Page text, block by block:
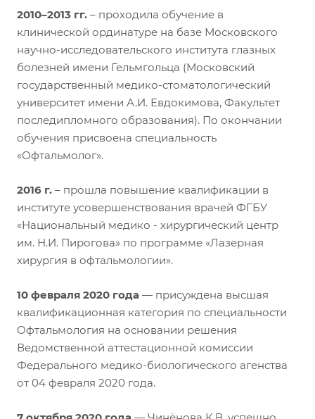
2010–2013 гг. – проходила обучение в
клинической ординатуре на базе Московского
научно-исследовательского института глазных
болезней имени Гельмгольца (Московский
государственный медико-стоматологический
университет имени А.И. Евдокимова, Факультет
последипломного образования). По окончании
обучения присвоена специальность
«Офтальмолог».
2016 г. – прошла повышение квалификации в
институте усовершенствования врачей ФГБУ
«Национальный медико - хирургический центр
им. Н.И. Пирогова» по программе «Лазерная
хирургия в офтальмологии».
10 февраля 2020 года — присуждена высшая
квалификационная категория по специальности
Офтальмология на основании решения
Ведомственной аттестационной комиссии
Федерального медико-биологического агенства
от 04 февраля 2020 года.